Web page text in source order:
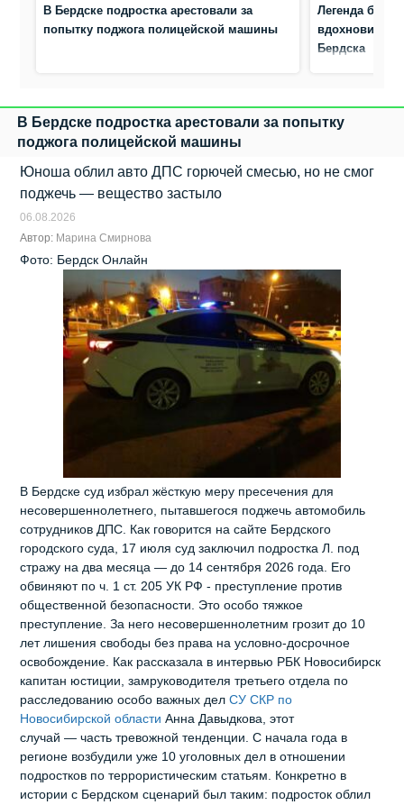
В Бердске подростка арестовали за
попытку поджога полицейской машины
Легенда
вдохновила
Бердска
В Бердске подростка арестовали за попытку
поджога полицейской машины
Юноша облил авто ДПС горючей смесью, но не смог
поджечь — вещество застыло
06.08.2026
Автор: Марина Смирнова
Фото: Бердск Онлайн
В Бердске суд избрал жёсткую меру пресечения для
несовершеннолетнего, пытавшегося поджечь автомобиль
сотрудников ДПС. Как говорится на сайте Бердского
городского суда, 17 июля суд заключил подростка Л. под
стражу на два месяца — до 14 сентября 2026 года. Его
обвиняют по ч. 1 ст. 205 УК РФ - преступление против
общественной безопасности. Это особо тяжкое
преступление. За него несовершеннолетним грозит до 10
лет лишения свободы без права на условно‑досрочное
освобождение. Как рассказала в интервью РБК Новосибирск
капитан юстиции, замруководителя третьего отдела по
расследованию особо важных дел СУ СКР по
Новосибирской области Анна Давыдкова, этот
случай — часть тревожной тенденции. С начала года в
регионе возбудили уже 10 уголовных дел в отношении
подростков по террористическим статьям. Конкретно в
истории с Бердском сценарий был таким: подросток облил